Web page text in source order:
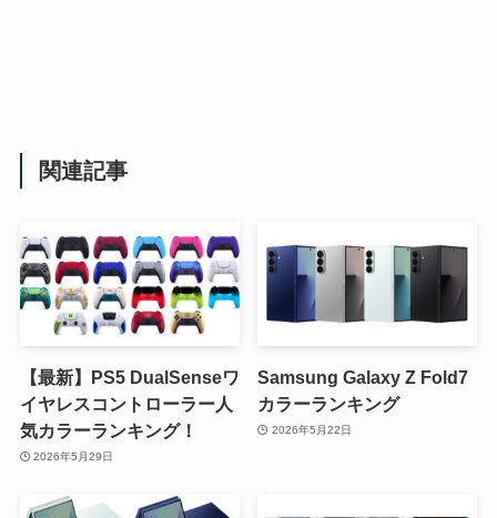
関連記事
【最新】PS5 DualSenseワ
イヤレスコントローラー人
気カラーランキング！
2026年5月29日
Samsung Galaxy Z Fold7
カラーランキング
2026年5月22日